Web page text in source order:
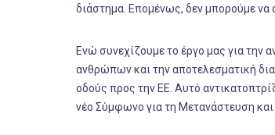
διάστημα. Επομένως, δεν μπορούμε
Ενώ συνεχίζουμε το έργο μας για την
ανθρώπων και την αποτελεσματική
οδούς προς την ΕΕ. Αυτό
νέο Σύμφωνο για τη Μετανάστευση